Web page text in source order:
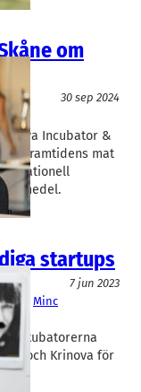
om
30 sep 2024
Incubator &
för framtidens mat
startups
7 jun 2023
Minc
inkubatorerna
och Krinova för